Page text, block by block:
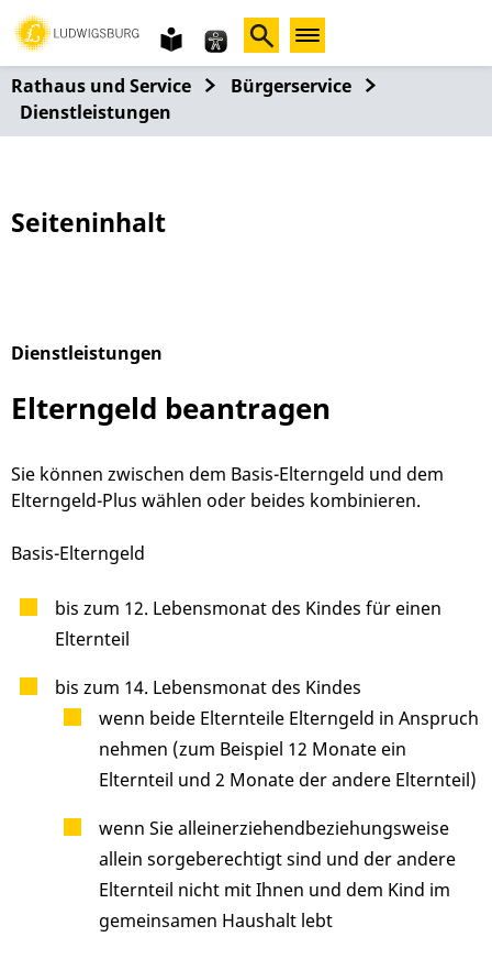
Gebärdensprache
leichte
Sprache
Rathaus und Service
Bürgerservice
Dienstleistungen
Seiteninhalt
Dienstleistungen
Elterngeld beantragen
Sie können zwischen dem Basis-Elterngeld und dem
Elterngeld-Plus wählen oder beides kombinieren.
Basis-Elterngeld
bis zum 12. Lebensmonat des Kindes für einen
Elternteil
bis zum 14. Lebensmonat des Kindes
wenn beide Elternteile Elterngeld in Anspruch
nehmen (zum Beispiel 12 Monate ein
Elternteil und 2 Monate der andere Elternteil)
wenn Sie alleinerziehendbeziehungsweise
allein sorgeberechtigt sind und der andere
Elternteil nicht mit Ihnen und dem Kind im
gemeinsamen Haushalt lebt